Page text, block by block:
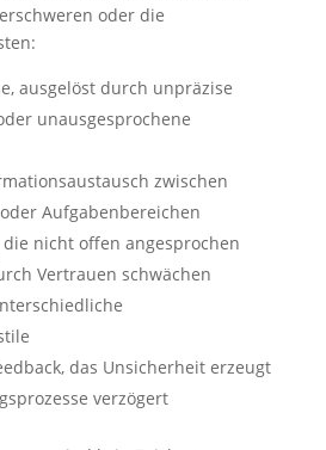
oder die
ausgelöst durch unpräzise
unausgesprochene
zwischen
Aufgabenbereichen
die nicht offen angesprochen
Vertrauen schwächen
das Unsicherheit erzeugt
verzögert